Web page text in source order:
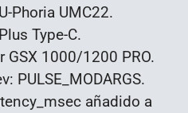
Phoria UMC22.
Type-C.
GSX 1000/1200 PRO.
PULSE_MODARGS.
añadido a